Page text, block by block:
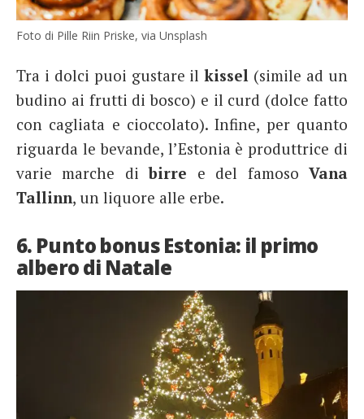
Foto di Pille Riin Priske, via Unsplash
Tra i dolci puoi gustare ilkissel (simile ad un
budino ai frutti di bosco) e il curd (dolce fatto
con cagliata e cioccolato). Infine, per quanto
riguarda le bevande, l’Estonia è produttrice di
varie marche di birre e del famosoVana
Tallinn, un liquore alle erbe.
6. Punto bonus Estonia: il primo
albero di Natale